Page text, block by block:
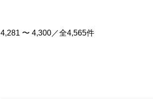
4,281 〜 4,300／全4,565件